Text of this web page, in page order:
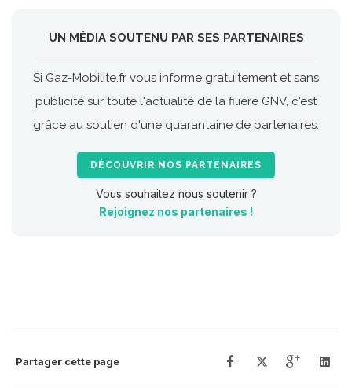
UN MÉDIA SOUTENU PAR SES PARTENAIRES
Si Gaz-Mobilite.fr vous informe gratuitement et sans
publicité sur toute l'actualité de la filière GNV, c'est
grâce au soutien d'une quarantaine de partenaires.
DÉCOUVRIR NOS PARTENAIRES
Vous souhaitez nous soutenir ?
Rejoignez nos partenaires !
Partager cette page